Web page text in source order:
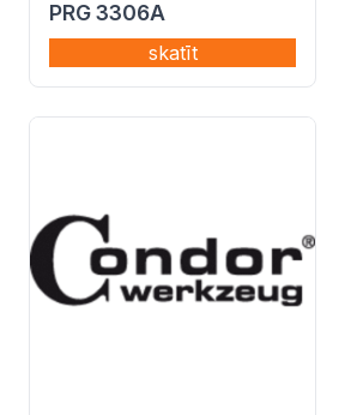
PRG 3306A
skatīt